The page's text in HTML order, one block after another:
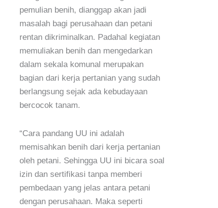
pemulian benih, dianggap akan jadi
masalah bagi perusahaan dan petani
rentan dikriminalkan. Padahal kegiatan
memuliakan benih dan mengedarkan
dalam sekala komunal merupakan
bagian dari kerja pertanian yang sudah
berlangsung sejak ada kebudayaan
bercocok tanam.
“Cara pandang UU ini adalah
memisahkan benih dari kerja pertanian
oleh petani. Sehingga UU ini bicara soal
izin dan sertifikasi tanpa memberi
pembedaan yang jelas antara petani
dengan perusahaan. Maka seperti